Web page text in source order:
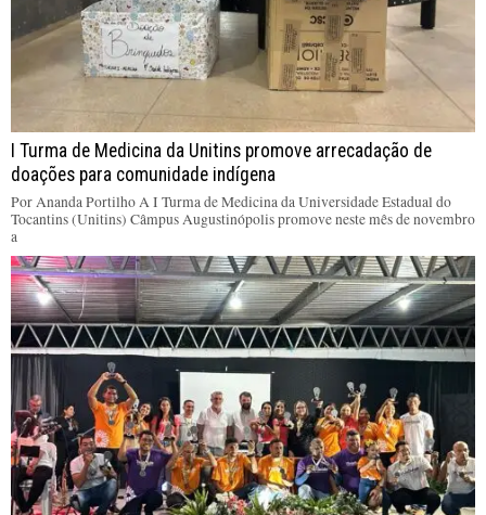
I Turma de Medicina da Unitins promove arrecadação de
doações para comunidade indígena
Por Ananda Portilho A I Turma de Medicina da Universidade Estadual do
Tocantins (Unitins) Câmpus Augustinópolis promove neste mês de novembro
a